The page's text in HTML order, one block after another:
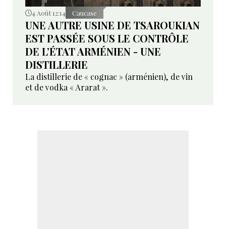
4 Août 12:14 Caucase
UNE AUTRE USINE DE TSAROUKIAN
EST PASSÉE SOUS LE CONTRÔLE
DE L’ÉTAT ARMÉNIEN - UNE
DISTILLERIE
La distillerie de « cognac » (arménien), de vin
et de vodka « Ararat ».